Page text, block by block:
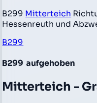
B299 Mitterteich
Hessenreuth und
B299
B299 aufgehoben
Mitterteich -